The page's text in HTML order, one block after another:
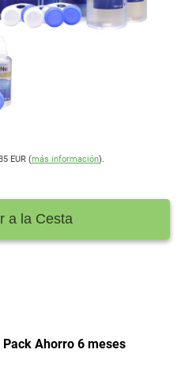
EUR (más información).
a la Cesta
Ahorro 6 meses